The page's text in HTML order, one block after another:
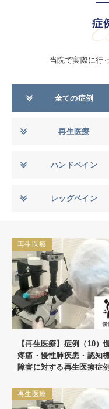
症
当院で実際に行
全ての症例
再生医療
ハンドベイン
レッグベイン
再生医療
【再生医療】症例（10）
疼痛・慢性肺疾患・認知
障害に対する再生医療症例
再生医療